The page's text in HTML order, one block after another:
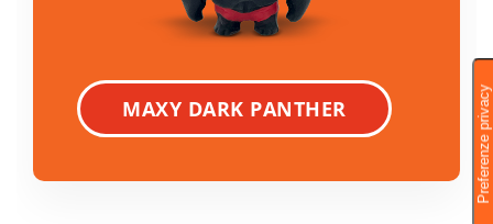
MAXY DARK PANTHER